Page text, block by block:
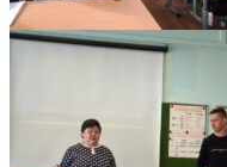
pic06524_10